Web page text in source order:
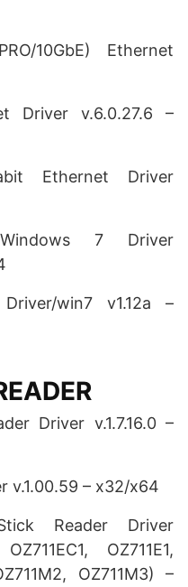
10GbE) Ethernet
Driver v.6.0.27.6 –
Ethernet Driver
7 Driver
win7 v1.12a –
Driver v.1.7.16.0 –
v.1.00.59 – x32/x64
Reader Driver
OZ711E1,
OZ711M3) –